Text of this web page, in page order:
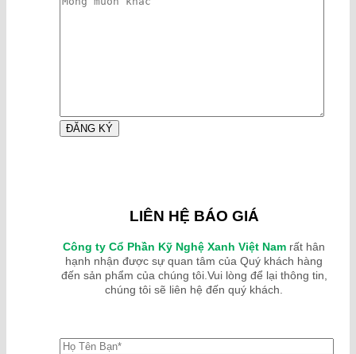
LIÊN HỆ BÁO GIÁ
Công ty Cổ Phần Kỹ Nghệ Xanh Việt Nam rất hân
hạnh nhận được sự quan tâm của Quý khách hàng
đến sản phẩm của chúng tôi.Vui lòng để lại thông tin,
chúng tôi sẽ liên hệ đến quý khách.